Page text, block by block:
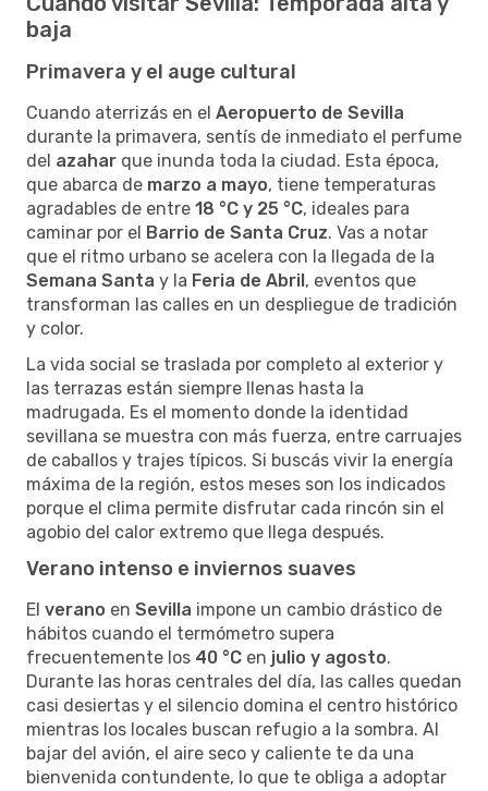
baja
Primavera y el auge cultural
Cuando aterrizás en el Aeropuerto de Sevilla
durante la primavera, sentís de inmediato el perfume
del azahar que inunda toda la ciudad. Esta época,
que abarca de marzo a mayo, tiene temperaturas
agradables de entre 18 °C y 25 °C, ideales para
caminar por el Barrio de Santa Cruz. Vas a notar
que el ritmo urbano se acelera con la llegada de la
Semana Santa y la Feria de Abril, eventos que
transforman las calles en un despliegue de tradición
y color.
La vida social se traslada por completo al exterior y
las terrazas están siempre llenas hasta la
madrugada. Es el momento donde la identidad
sevillana se muestra con más fuerza, entre carruajes
de caballos y trajes típicos. Si buscás vivir la energía
máxima de la región, estos meses son los indicados
porque el clima permite disfrutar cada rincón sin el
agobio del calor extremo que llega después.
Verano intenso e inviernos suaves
El verano en Sevilla impone un cambio drástico de
hábitos cuando el termómetro supera
frecuentemente los 40 °C en julio y agosto.
Durante las horas centrales del día, las calles quedan
casi desiertas y el silencio domina el centro histórico
mientras los locales buscan refugio a la sombra. Al
bajar del avión, el aire seco y caliente te da una
bienvenida contundente, lo que te obliga a adoptar